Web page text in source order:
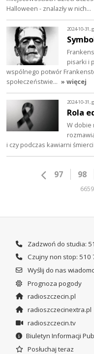
Halloween - znalazły w nich…
2024-10-31,
pisarki i
wspólnego potwór
społeczeństwie… » więcej
2024-10-31,
Rola
W dobie
i czy podczas kawiarni
97 98
Zadzwoń do studia:
Czujny non stop: 510
Wyślij do nas
Prognoza pogody
radioszczecin.pl
radioszczecinextra.pl
radioszczecin.tv
Biuletyn Informacji
Posłuchaj teraz